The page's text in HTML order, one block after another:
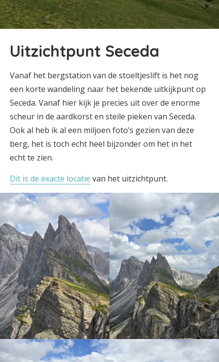
Uitzichtpunt Seceda
Vanaf het bergstation van de stoeltjeslift is het nog
een korte wandeling naar het bekende uitkijkpunt op
Seceda. Vanaf hier kijk je precies uit over de enorme
scheur in de aardkorst en steile pieken van Seceda.
Ook al heb ik al een miljoen foto’s gezien van deze
berg, het is toch echt heel bijzonder om het in het
echt te zien.
Dit is de exacte locatie van het uitzichtpunt.